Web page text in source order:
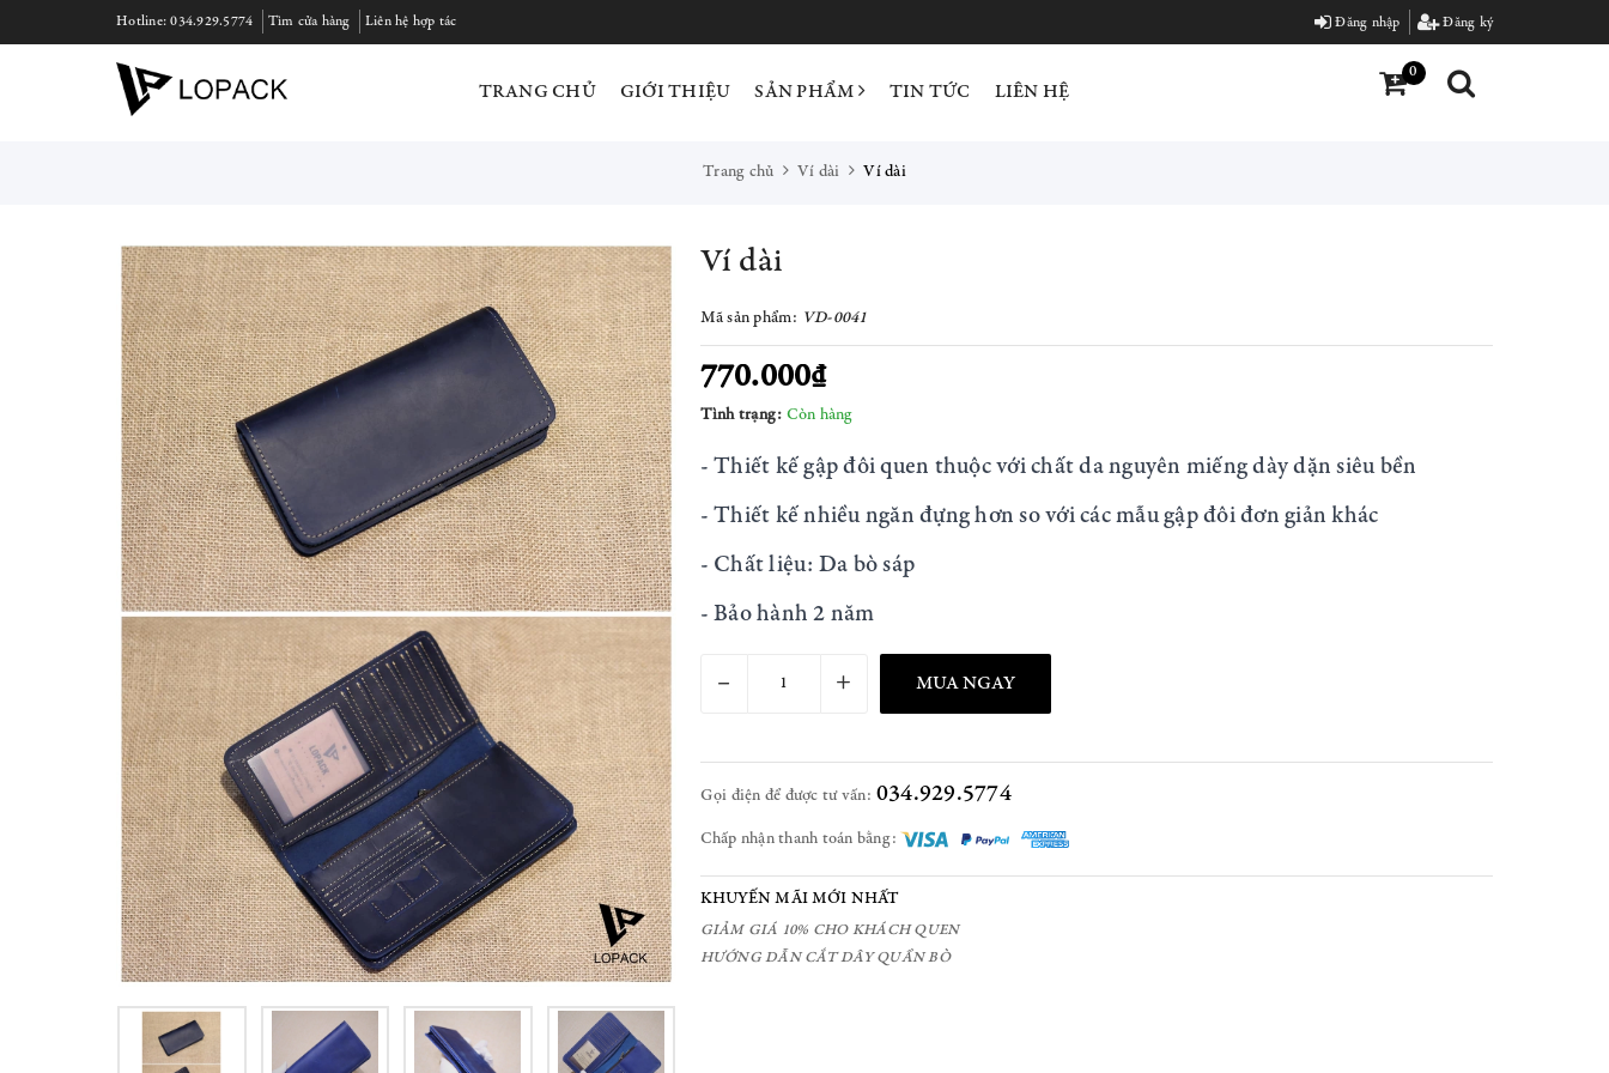
Hotline:034.929.5774 Tìm cửa hàng Liên hệ hợp tác Đăng nhập Đăng ký
TRANG CHỦ GIỚI THIỆU SẢN PHẨM TIN TỨC LIÊN HỆ
0
Trang chủ Ví dài Ví dài
Ví dài
Mã sản phẩm: VD-0041
770.000₫
Tình trạng: Còn hàng
- Thiết kế gập đôi quen thuộc với chất da nguyên miếng dày dặn siêu bền
- Thiết kế nhiều ngăn đựng hơn so với các mẫu gập đôi đơn giản khác
- Chất liệu: Da bò sáp
- Bảo hành 2 năm
– + MUA NGAY
Gọi điện để được tư vấn: 034.929.5774
Chấp nhận thanh toán bằng:
KHUYẾN MÃI MỚI NHẤT
GIẢM GIÁ 10% CHO KHÁCH QUEN
HƯỚNG DẪN CẮT DÂY QUẦN BÒ